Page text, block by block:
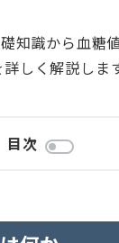
知識から血糖
しく解説します
目次